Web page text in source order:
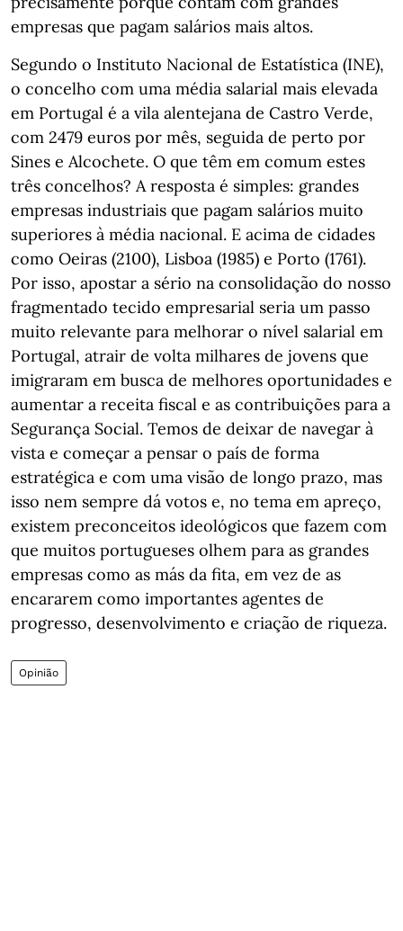
empresas que pagam salários mais altos.
Segundo o Instituto Nacional de Estatística (INE),
o concelho com uma média salarial mais elevada
em Portugal é a vila alentejana de Castro Verde,
com 2479 euros por mês, seguida de perto por
Sines e Alcochete. O que têm em comum estes
três concelhos? A resposta é simples: grandes
empresas industriais que pagam salários muito
superiores à média nacional. E acima de cidades
como Oeiras (2100), Lisboa (1985) e Porto (1761).
Por isso, apostar a sério na consolidação do nosso
fragmentado tecido empresarial seria um passo
muito relevante para melhorar o nível salarial em
Portugal, atrair de volta milhares de jovens que
imigraram em busca de melhores oportunidades e
aumentar a receita fiscal e as contribuições para a
Segurança Social. Temos de deixar de navegar à
vista e começar a pensar o país de forma
estratégica e com uma visão de longo prazo, mas
isso nem sempre dá votos e, no tema em apreço,
existem preconceitos ideológicos que fazem com
que muitos portugueses olhem para as grandes
empresas como as más da fita, em vez de as
encararem como importantes agentes de
progresso, desenvolvimento e criação de riqueza.
Opinião